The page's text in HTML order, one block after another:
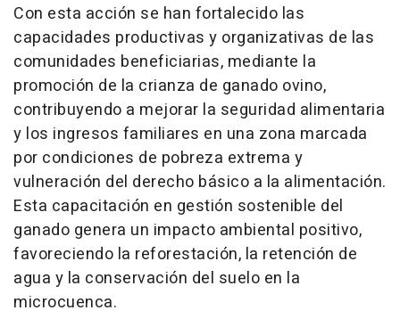
Con esta acción se han fortalecido las
capacidades productivas y organizativas de las
comunidades beneficiarias, mediante la
promoción de la crianza de ganado ovino,
contribuyendo a mejorar la seguridad alimentaria
y los ingresos familiares en una zona marcada
por condiciones de pobreza extrema y
vulneración del derecho básico a la alimentación.
Esta capacitación en gestión sostenible del
ganado genera un impacto ambiental positivo,
favoreciendo la reforestación, la retención de
agua y la conservación del suelo en la
microcuenca.